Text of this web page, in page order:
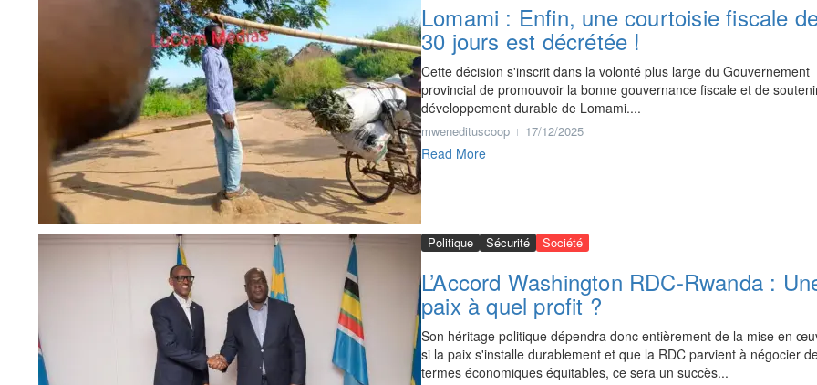
Lomami : Enfin, une courtoisie fiscale
30 jours est décrétée !
Cette décision s'inscrit dans la volonté plus large du Gouvernement
provincial de promouvoir la bonne gouvernance fiscale et de
développement durable de Lomami....
mwenedituscoop 17/12/2025
Read More
Politique Sécurité Société
L’Accord Washington RDC-Rwanda :
paix à quel profit ?
Son héritage politique dépendra donc entièrement de la mise en
si la paix s'installe durablement et que la RDC parvient à négocier
termes économiques équitables, ce sera un succès...